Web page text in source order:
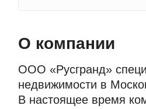
О компании
ООО «Русгранд»
недвижимости в
В настоящее время